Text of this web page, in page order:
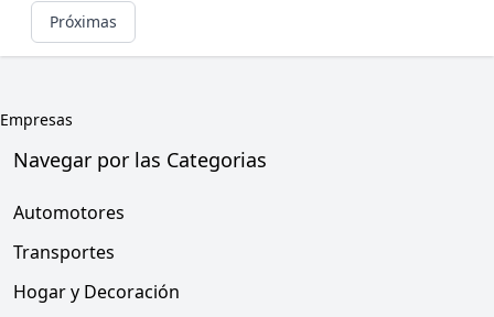
Próximas
Empresas
Navegar por las Categorias
Automotores
Transportes
Hogar y Decoración